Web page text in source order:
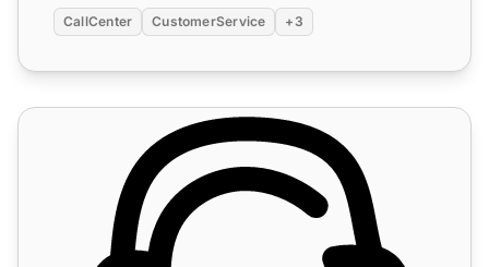
CallCenter CustomerService +3
Callcenter-Funktionen